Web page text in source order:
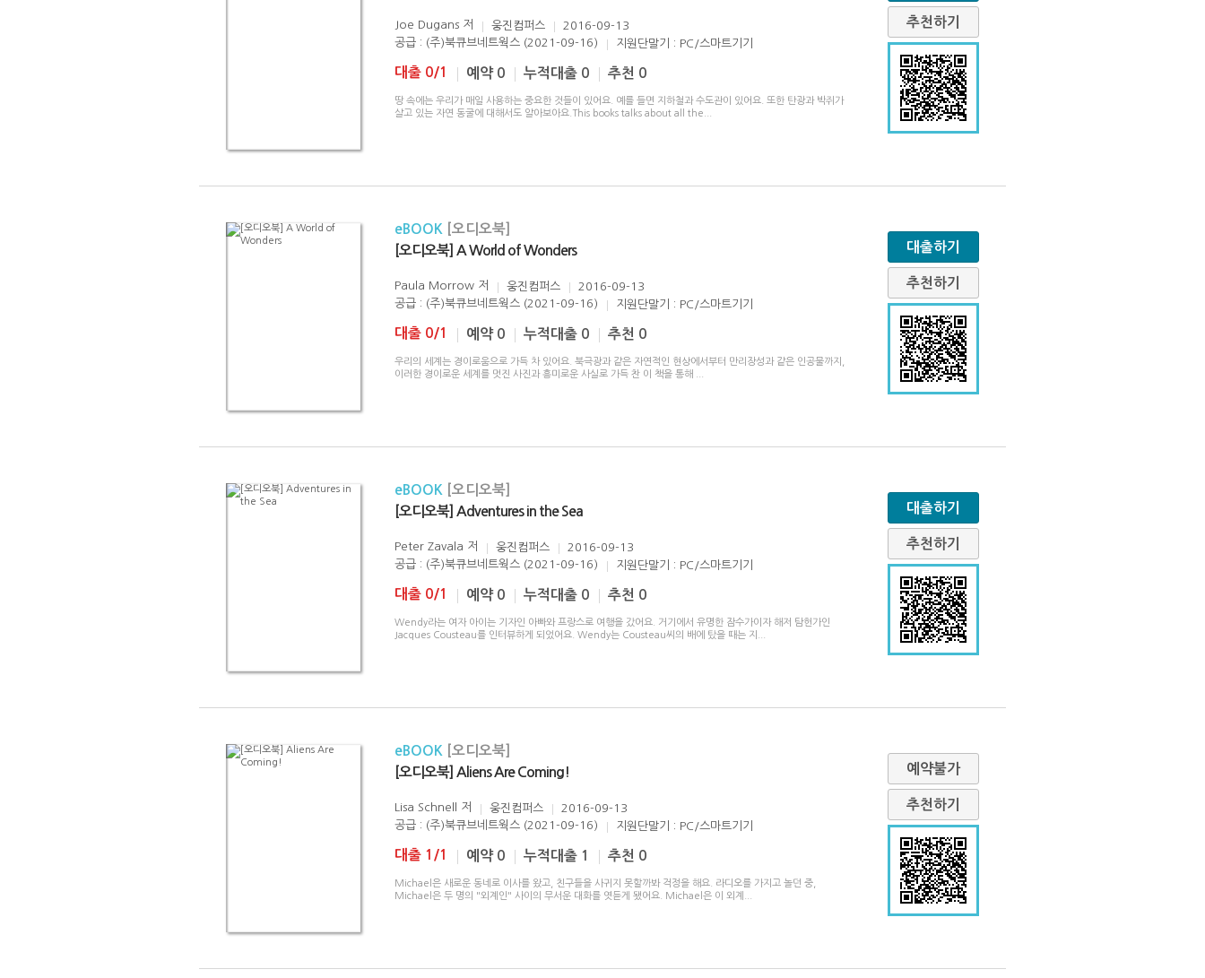
Joe Dugans 저 웅진컴퍼스
2016-09-13
공급 : (주)북큐브네트웍스 (2021-09-16)
지원단말기 : PC/스마트기기
대출 0/1 예약 0 누적대출 0 추천 0
땅 속에는 우리가 매일 사용하는 중요한 것들이 있어요. 예를 들면 지하철과 수도관이 있어요. 또한 탄광과 박쥐가
살고 있는 자연 동굴에 대해서도 알아보아요.This books talks about all the
추천하기
eBOOK
[오디오북]
[오디오북] A World of Wonders
Paula Morrow 저 웅진컴퍼스
2016-09-13
공급 : (주)북큐브네트웍스 (2021-09-16)
지원단말기 : PC/스마트기기
대출 0/1 예약 0 누적대출 0 추천 0
우리의 세계는 경이로움으로 가득 차 있어요. 북극광과 같은 자연적인 현상에서부터 만리장성과 같은 인공물까지,
이러한 경이로운 세계를 멋진 사진과 흥미로운 사실로 가득 찬 이 책을 통해
대출하기
추천하기
eBOOK
[오디오북]
[오디오북] Adventures in the Sea
Peter Zavala 저 웅진컴퍼스
2016-09-13
공급 : (주)북큐브네트웍스 (2021-09-16)
지원단말기 : PC/스마트기기
대출 0/1 예약 0 누적대출 0 추천 0
Wendy라는 여자 아이는 기자인 아빠와 프랑스로 여행을 갔어요. 거기에서 유명한 잠수가이자 해저 탐헌가인
Jacques Cousteau를 인터뷰하게 되었어요. Wendy는 Cousteau씨의 배에 탔을 때는 지
대출하기
추천하기
eBOOK
[오디오북]
[오디오북] Aliens Are Coming!
Lisa Schnell 저 웅진컴퍼스
2016-09-13
공급 : (주)북큐브네트웍스 (2021-09-16)
지원단말기 : PC/스마트기기
대출 1/1 예약 0 누적대출 1 추천 0
Michael은 새로운 동네로 이사를 왔고, 친구들을 사귀지 못할까봐 걱정을 해요. 라디오를 가지고 놀던 중,
Michael은 두 명의 "외계인" 사이의 무서운 대화를 엿듣게 됐어요. Michael은 이 외계
예약불가
추천하기